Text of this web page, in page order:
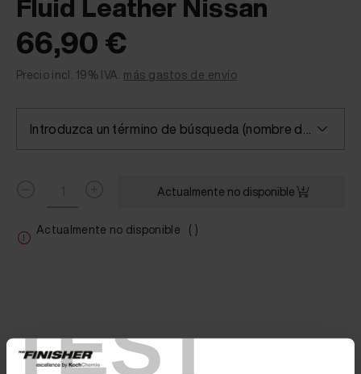
TEST
66,90 €
Precio incl. 19% IVA. más gastos de envío
Introduzca un término de búsqueda (nombre del color/fabricante) o seleccione un color
Actualmente no disponible
Actualmente no disponible ( )